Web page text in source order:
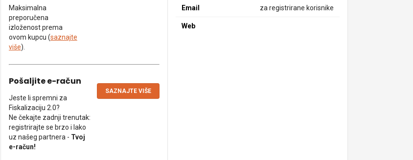
Maksimalna
preporučena
izloženost prema
ovom kupcu (saznajte
više).
Pošaljite e-račun
Jeste li spremni za
Fiskalizaciju 2.0?
Ne čekajte zadnji trenutak:
registrirajte se brzo i lako
uz našeg partnera - Tvoj
e-račun!
SAZNAJTE VIŠE
Email za registrirane korisnike
Web